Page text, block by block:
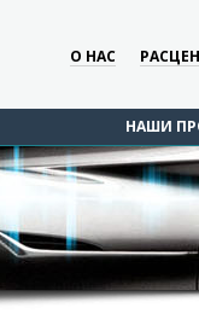
О НАС
НАШИ